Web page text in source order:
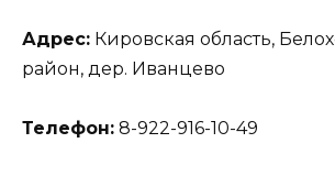
Адрес: Кировская область,
район, дер. Иванцево
Телефон: 8-922-916-10-49